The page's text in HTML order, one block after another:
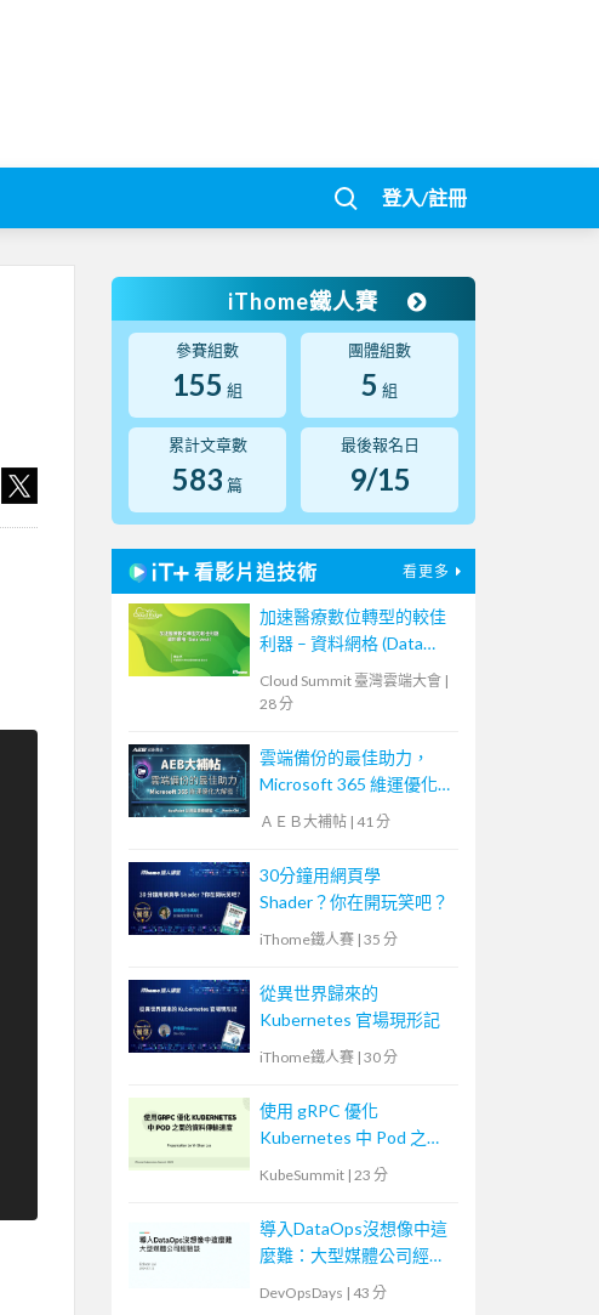
登入/註冊
iThome鐵人賽
參賽組數
155 組
團體組數
5 組
累計文章數
583 篇
最後報名日
9/15
看影片追技術 看更多
加速醫療數位轉型的較佳
利器 – 資料網格 (Data
Cloud Summit 臺灣雲端大會 |
28 分
雲端備份的最佳助力，
Microsoft 365 維運優化
大解密！【宏碁資訊網路
ＡＥＢ大補帖 | 41 分
30分鐘用網頁學
Shader？你在開玩笑吧？
iThome鐵人賽 | 35 分
從異世界歸來的
Kubernetes 官場現形記
iThome鐵人賽 | 30 分
使用 gRPC 優化
Kubernetes 中 Pod 之間
的資料傳輸速度
KubeSummit | 23 分
導入DataOps沒想像中這
麼難：大型媒體公司經驗
DevOpsDays | 43 分